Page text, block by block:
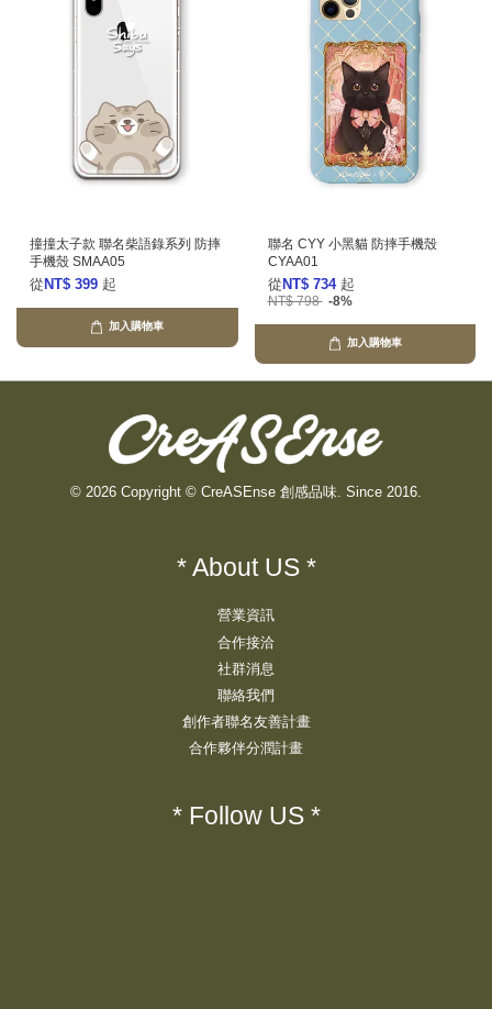
撞撞太子款 聯名柴語錄系列 防摔
手機殼 SMAA05
從 NT$ 399 起
加入購物車
聯名 CYY 小黑貓 防摔手機殼
CYAA01
從 NT$ 734 起
NT$ 798 -8%
加入購物車
© 2026 Copyright © CreASEnse 創感品味. Since 2016.
* About US *
營業資訊
合作接洽
社群消息
聯絡我們
創作者聯名友善計畫
合作夥伴分潤計畫
* Follow US *